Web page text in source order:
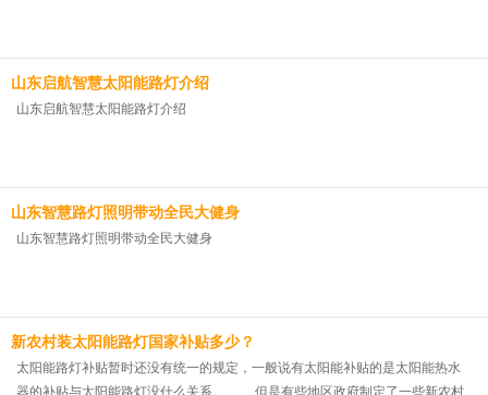
山东启航智慧太阳能路灯介绍
山东启航智慧太阳能路灯介绍
山东智慧路灯照明带动全民大健身
山东智慧路灯照明带动全民大健身
新农村装太阳能路灯国家补贴多少？
太阳能路灯补贴暂时还没有统一的规定，一般说有太阳能补贴的是太阳能热水
器的补贴与太阳能路灯没什么关系。 但是有些地区政府制定了一些新农村